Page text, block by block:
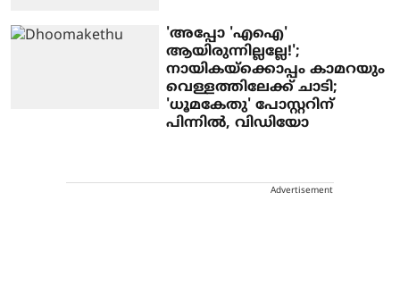
'അപ്പോ 'എഐ'
ആയിരുന്നില്ലല്ലേ!';
നായികയ്‌ക്കൊപ്പം കാമറയും
വെള്ളത്തിലേക്ക് ചാടി;
'ധൂമകേതു' പോസ്റ്ററിന്
പിന്നില്‍, വിഡിയോ
Advertisement